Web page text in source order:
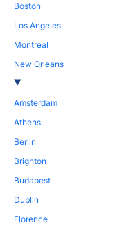
Boston
Los Angeles
Montreal
New Orleans
Amsterdam
Athens
Berlin
Brighton
Budapest
Dublin
Florence